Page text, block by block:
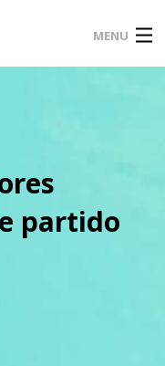
MENU
partido